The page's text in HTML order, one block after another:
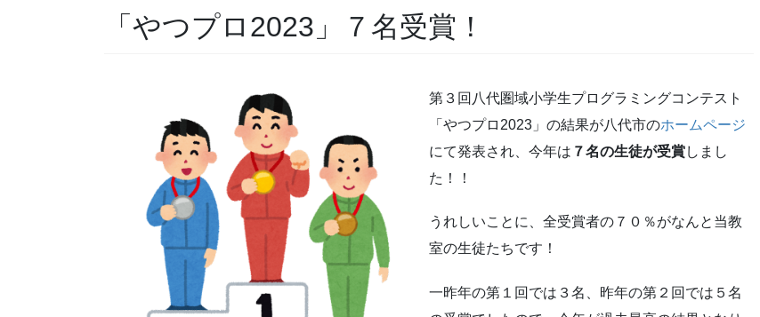
「やつプロ2023」７名受賞！
第３回八代圏域小学生プログラミングコンテスト
「やつプロ2023」の結果が八代市のホームページ
にて発表され、今年は ７名の生徒が受賞しまし
た！！
うれしいことに、全受賞者の７０％がなんと当教
室の生徒たちです！
一昨年の第１回では３名、昨年の第２回では５名